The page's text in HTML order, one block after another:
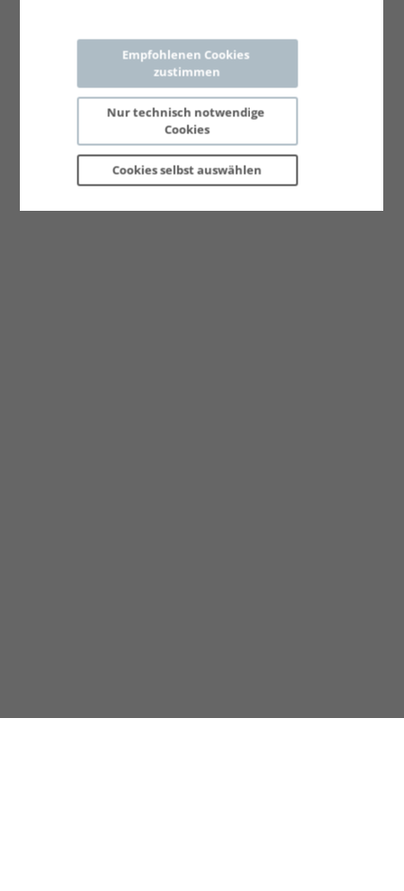
Empfohlenen Cookies
zustimmen
Nur technisch notwendige
Cookies
Cookies selbst auswählen